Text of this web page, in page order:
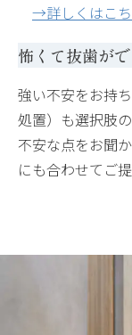
→詳しくはこ
怖くて抜歯が
強い不安をお持
処置）も選択肢
不安な点をお聞
にも合わせてご提